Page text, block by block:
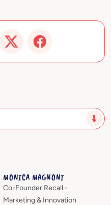
MONICA MAGNONI
Co-Founder Recall -
Marketing & Innovation